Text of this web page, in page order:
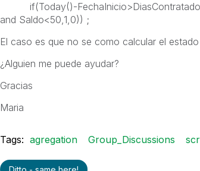
if(Today()-
and Saldo<50,1,0)) ;
El caso es que no se como calcular el
¿Alguien me puede ayudar?
Gracias
Maria
Tags: agregation Group_Discussions